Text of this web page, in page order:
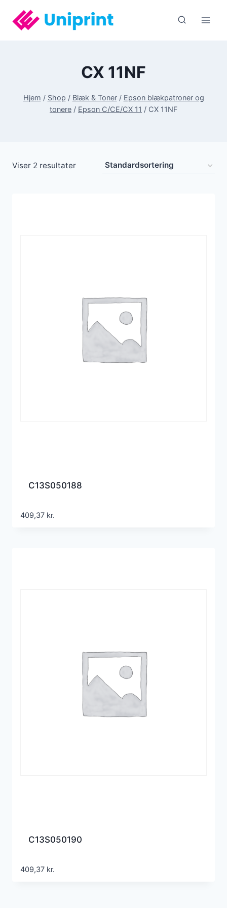
indhold
CX 11NF
Hjem / Shop / Blæk & Toner / Epson blækpatroner og
tonere / Epson C/CE/CX 11 / CX 11NF
Viser 2 resultater
C13S050188
409,37 kr.
C13S050190
409,37 kr.